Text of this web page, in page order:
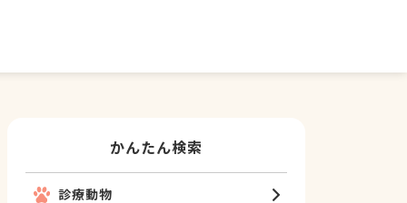
かんたん検索
診療動物